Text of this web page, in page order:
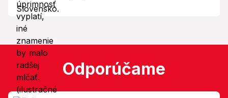
Odporúčame